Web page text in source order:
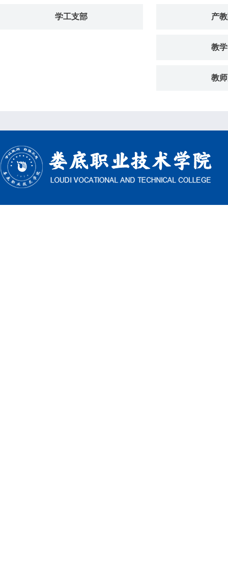
学工支部 产
教
教